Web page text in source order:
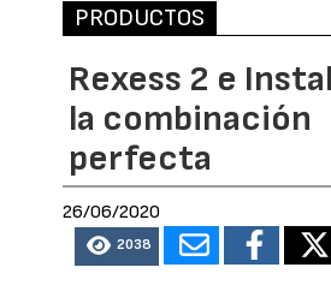
PRODUCTOS
Rexess 2 e
la combinación
perfecta
26/06/2020
2038